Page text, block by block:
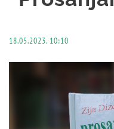
18.05.2023. 10:10